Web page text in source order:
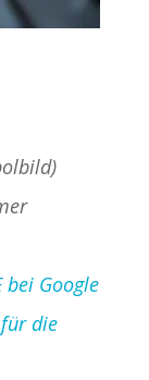
bei Google
die